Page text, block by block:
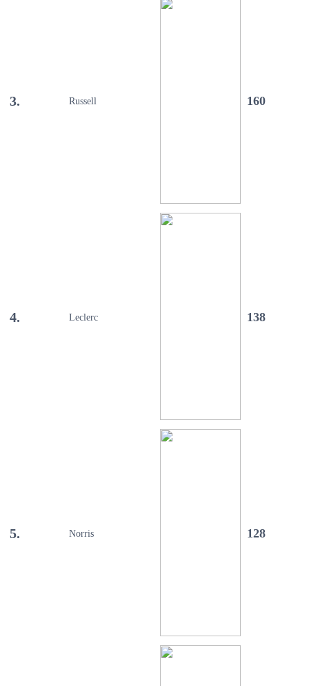
3. Russell 160
4. Leclerc 138
5. Norris 128